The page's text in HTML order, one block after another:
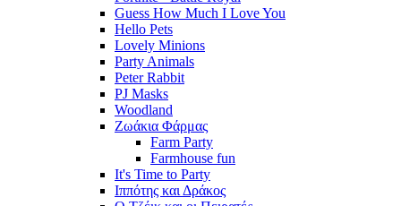
Guess How Much I Love You
Hello Pets
Lovely Minions
Party Animals
Peter Rabbit
PJ Masks
Woodland
Ζωάκια Φάρμας
Farm Party
Farmhouse fun
It's Time to Party
Ιππότης και Δράκος